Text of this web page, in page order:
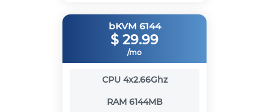
bKVM 6144
$ 29.99
/mo
CPU 4x2.66Ghz
RAM 6144MB